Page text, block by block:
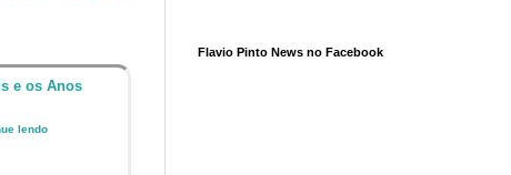
e os Anos
lendo
Flavio Pinto News no Facebook